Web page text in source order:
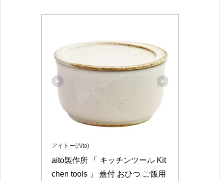
アイトー(Aito)
aito製作所 「 キッチンツール Kit
chen tools 」 蓋付 おひつ ご飯用